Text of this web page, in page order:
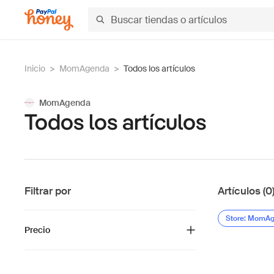
Inicio > MomAgenda > Todos los artículos
MomAgenda
Todos los artículos
Filtrar por
Precio
Artículos (0)
Store: